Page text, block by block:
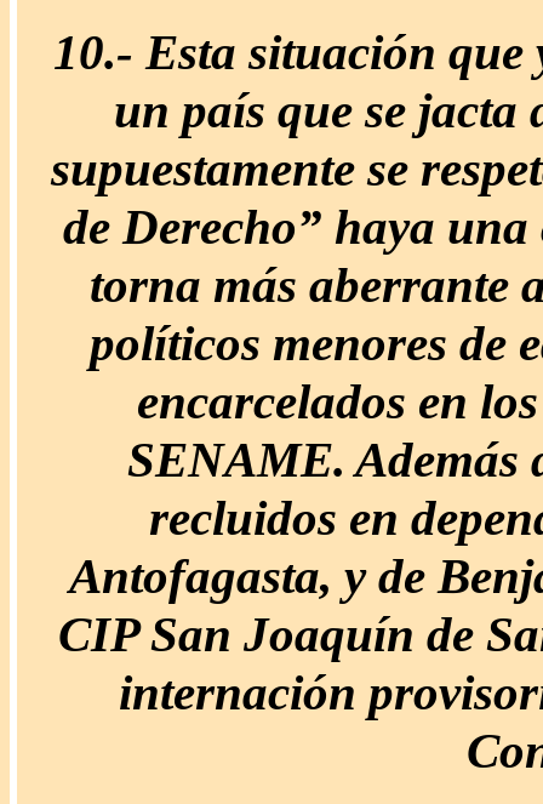
10.- Esta situación que
un país que se jacta
supuestamente se
de Derecho” haya
torna más aberrante
políticos menores de
encarcelados en
SENAME. Además
recluidos en
Antofagasta, y de
CIP San Joaquín de
internación